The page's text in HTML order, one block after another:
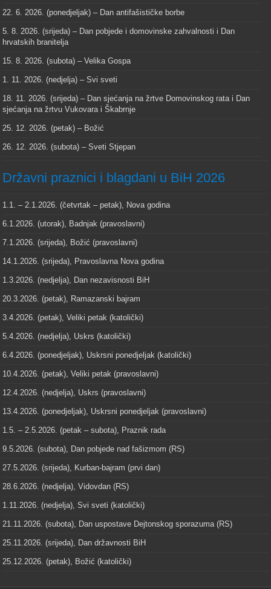
22. 6. 2026. (ponedjeljak) – Dan antifašističke borbe
5. 8. 2026. (srijeda) – Dan pobjede i domovinske zahvalnosti i Dan
hrvatskih branitelja
15. 8. 2026. (subota) – Velika Gospa
1. 11. 2026. (nedjelja) – Svi sveti
18. 11. 2026. (srijeda) – Dan sjećanja na žrtve Domovinskog rata i Dan
sjećanja na žrtvu Vukovara i Škabrnje
25. 12. 2026. (petak) – Božić
26. 12. 2026. (subota) – Sveti Stjepan
Državni praznici i blagdani u BiH 2026
1.1. – 2.1.2026. (četvrtak – petak), Nova godina
6.1.2026. (utorak), Badnjak (pravoslavni)
7.1.2026. (srijeda), Božić (pravoslavni)
14.1.2026. (srijeda), Pravoslavna Nova godina
1.3.2026. (nedjelja), Dan nezavisnosti BiH
20.3.2026. (petak), Ramazanski bajram
3.4.2026. (petak), Veliki petak (katolički)
5.4.2026. (nedjelja), Uskrs (katolički)
6.4.2026. (ponedjeljak), Uskrsni ponedjeljak (katolički)
10.4.2026. (petak), Veliki petak (pravoslavni)
12.4.2026. (nedjelja), Uskrs (pravoslavni)
13.4.2026. (ponedjeljak), Uskrsni ponedjeljak (pravoslavni)
1.5. – 2.5.2026. (petak – subota), Praznik rada
9.5.2026. (subota), Dan pobjede nad fašizmom (RS)
27.5.2026. (srijeda), Kurban-bajram (prvi dan)
28.6.2026. (nedjelja), Vidovdan (RS)
1.11.2026. (nedjelja), Svi sveti (katolički)
21.11.2026. (subota), Dan uspostave Dejtonskog sporazuma (RS)
25.11.2026. (srijeda), Dan državnosti BiH
25.12.2026. (petak), Božić (katolički)